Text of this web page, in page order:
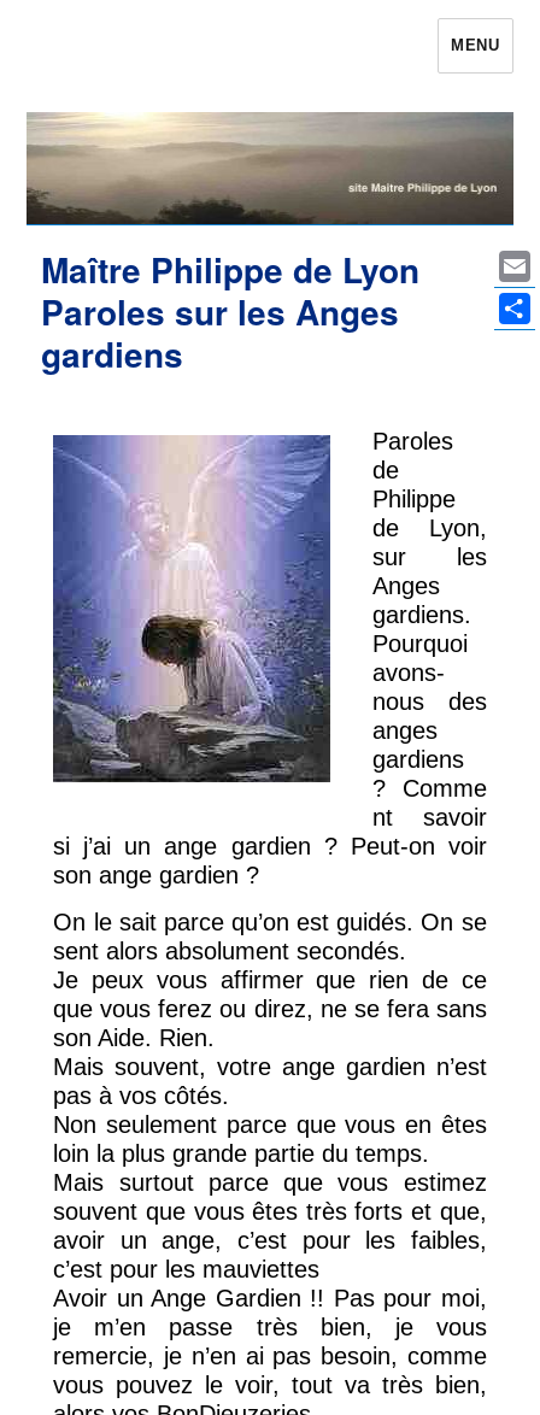
Maître Philippe de Lyon le site qui était
MENU
Maître Philippe de Lyon
Paroles sur les Anges
gardiens
Paroles
de
Philippe
de Lyon,
sur les
Anges
gardiens.
Pourquoi
avons-
nous des
anges
gardiens
? Comme
nt savoir
si j’ai un ange gardien ? Peut-on voir
son ange gardien ?
On le sait parce qu’on est guidés. On se
sent alors absolument secondés.
Je peux vous affirmer que rien de ce
que vous ferez ou direz, ne se fera sans
son Aide. Rien.
Mais souvent, votre ange gardien n’est
pas à vos côtés.
Non seulement parce que vous en êtes
loin la plus grande partie du temps.
Mais surtout parce que vous estimez
souvent que vous êtes très forts et que,
avoir un ange, c’est pour les faibles,
c’est pour les mauviettes
Avoir un Ange Gardien !! Pas pour moi,
je m’en passe très bien, je vous
remercie, je n’en ai pas besoin, comme
vous pouvez le voir, tout va très bien,